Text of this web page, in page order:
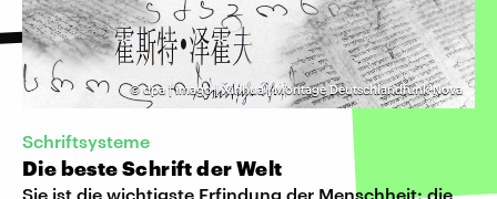
©dpa | imago | Xinhua | Montage Deutschlandfunk Nova
Schriftsysteme
Die beste Schrift der Welt
Sie ist die wichtigste Erfindung der Menschheit: die